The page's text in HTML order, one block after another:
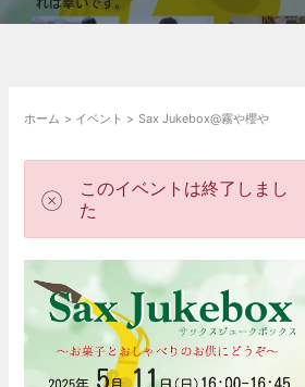
ホーム イベント Sax Jukebox@霧や櫻や
このイベントは終了しまし
た